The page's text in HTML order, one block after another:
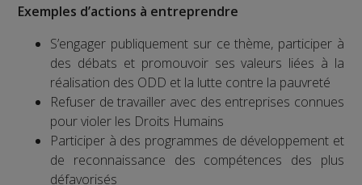
Exemples d’actions à entreprendre
S’engager publiquement sur ce thème, participer à
des débats et promouvoir ses valeurs liées à la
réalisation des ODD et la lutte contre la pauvreté
Refuser de travailler avec des entreprises connues
pour violer les Droits Humains
Participer à des programmes de développement et
de reconnaissance des compétences des plus
défavorisés